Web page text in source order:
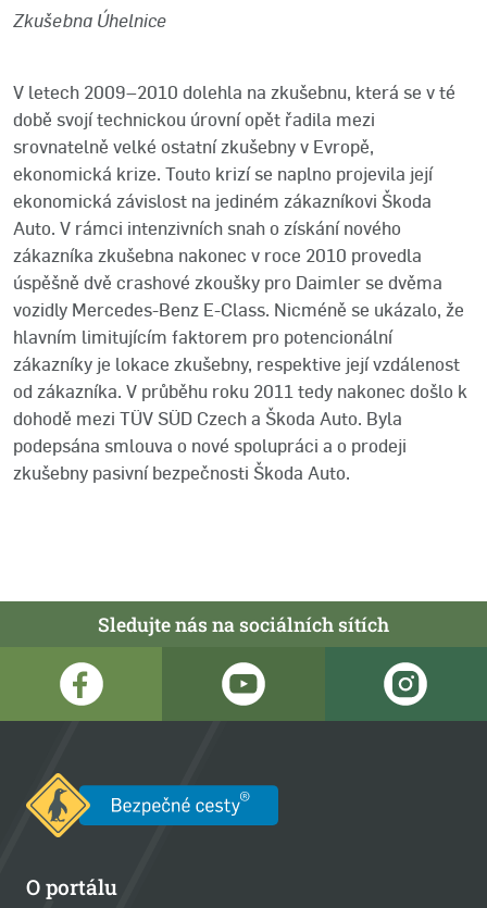
Zkušebna Úhelnice
V letech 2009–2010 dolehla na zkušebnu, která se v té
době svojí technickou úrovní opět řadila mezi
srovnatelně velké ostatní zkušebny v Evropě,
ekonomická krize. Touto krizí se naplno projevila její
ekonomická závislost na jediném zákazníkovi Škoda
Auto. V rámci intenzivních snah o získání nového
zákazníka zkušebna nakonec v roce 2010 provedla
úspěšně dvě crashové zkoušky pro Daimler se dvěma
vozidly Mercedes-Benz E-Class. Nicméně se ukázalo, že
hlavním limitujícím faktorem pro potencionální
zákazníky je lokace zkušebny, respektive její vzdálenost
od zákazníka. V průběhu roku 2011 tedy nakonec došlo k
dohodě mezi TÜV SÜD Czech a Škoda Auto. Byla
podepsána smlouva o nové spolupráci a o prodeji
zkušebny pasivní bezpečnosti Škoda Auto.
Sledujte nás na sociálních sítích
O portálu